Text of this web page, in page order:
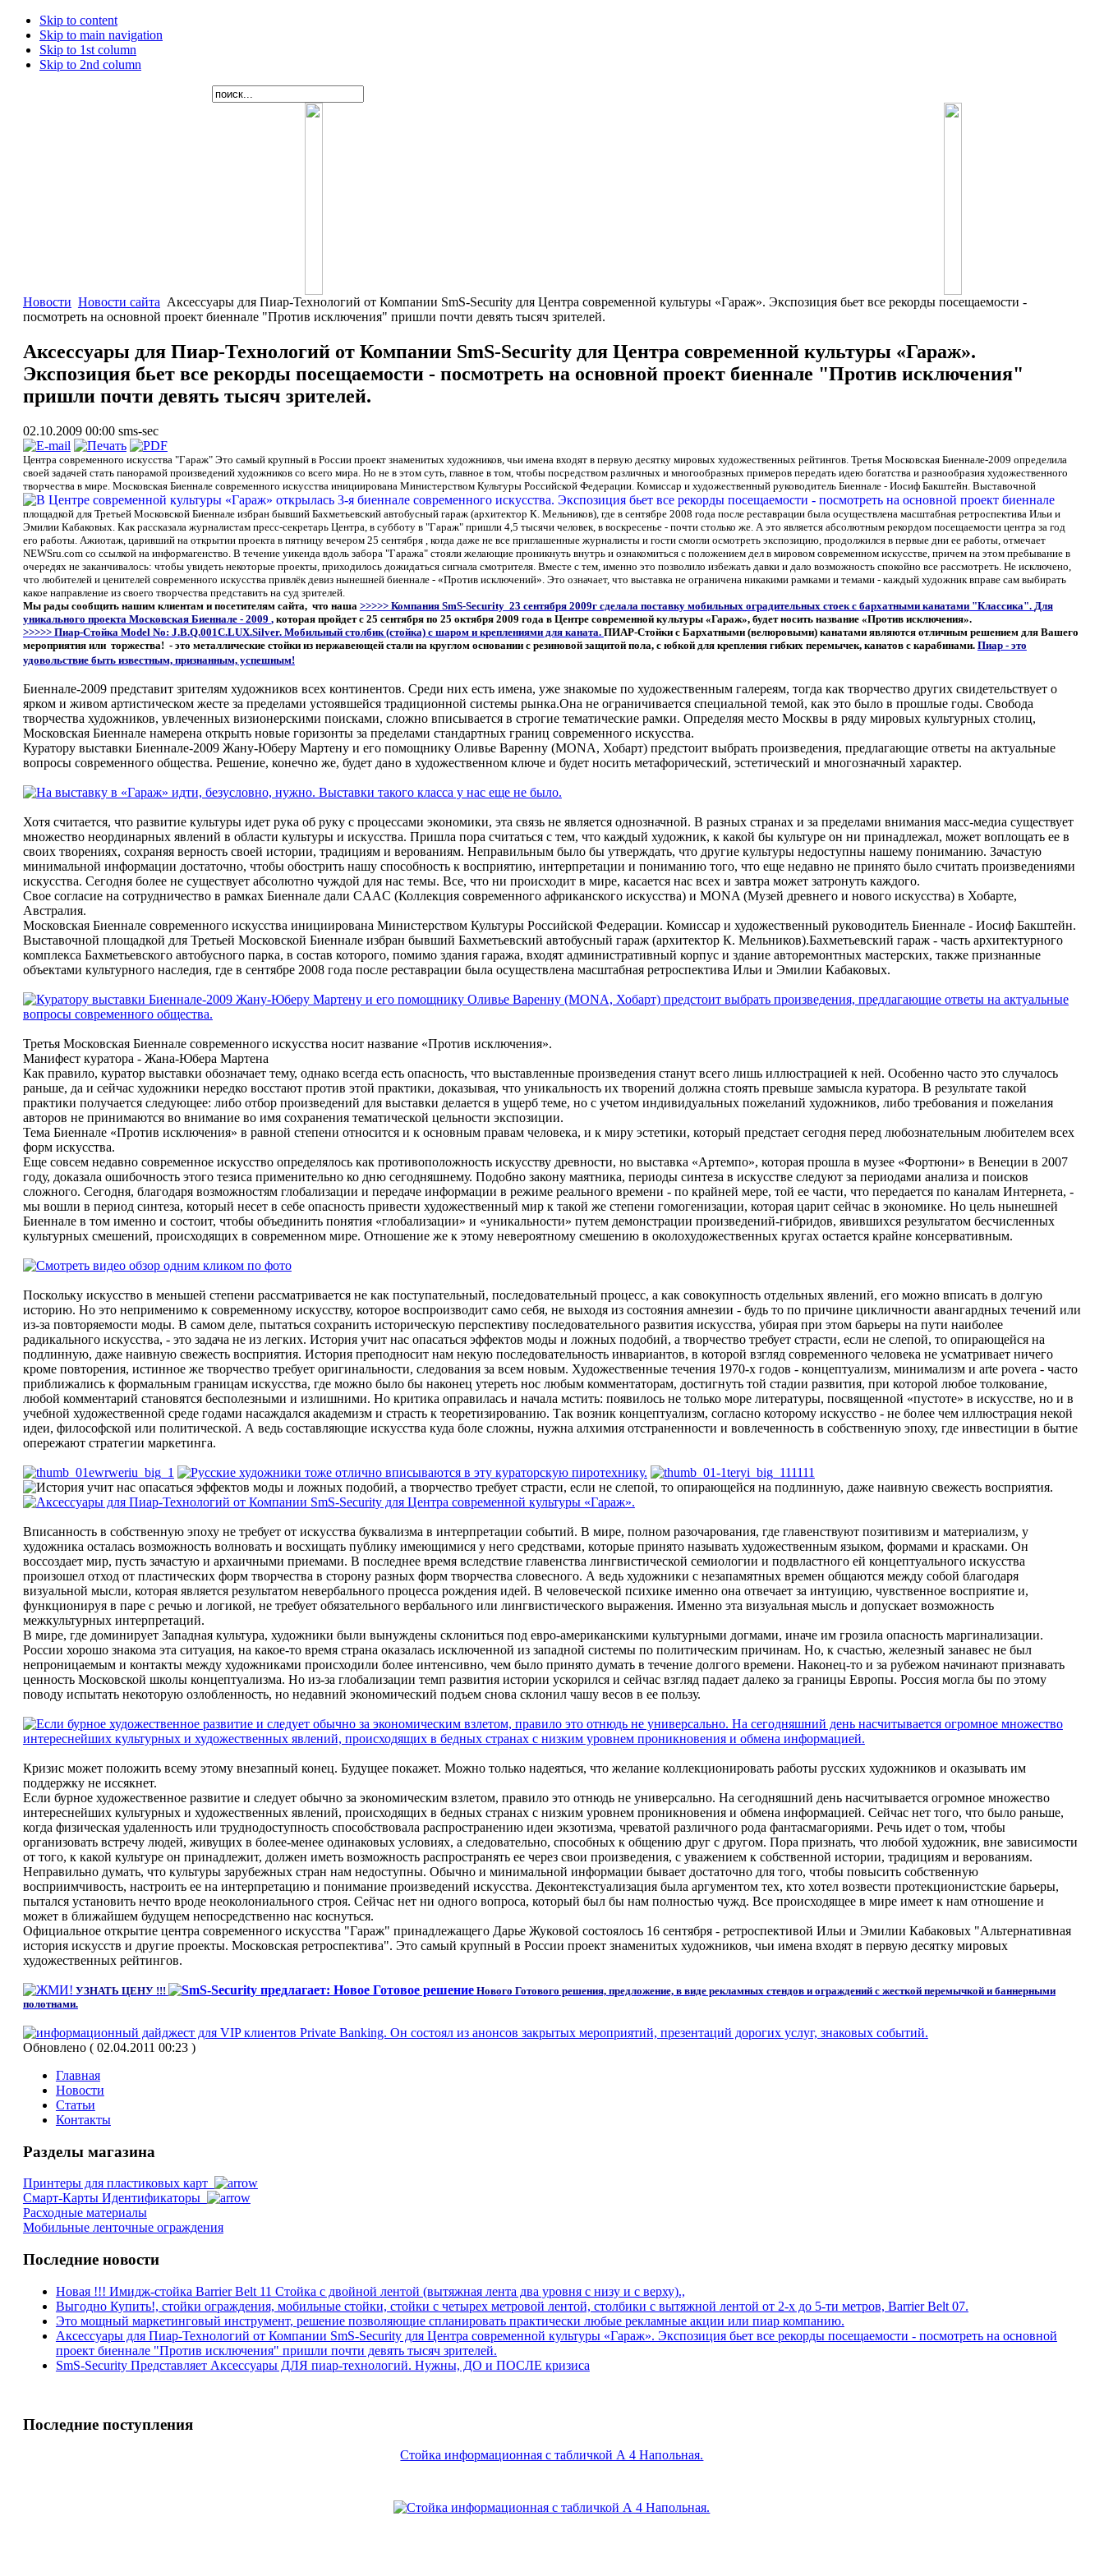
Skip to content
Skip to main navigation
Skip to 1st column
Skip to 2nd column
Новости Новости сайта Аксессуары для Пиар-Технологий от Компании SmS-Security для Центра современной культуры «Гараж». Экспозиция бьет все рекорды посещаемости -
посмотреть на основной проект биеннале "Против исключения" пришли почти девять тысяч зрителей.
Аксессуары для Пиар-Технологий от Компании SmS-Security для Центра современной культуры «Гараж».
Экспозиция бьет все рекорды посещаемости - посмотреть на основной проект биеннале "Против исключения"
пришли почти девять тысяч зрителей.
02.10.2009 00:00 sms-sec
Центра современного искусства "Гараж" Это самый крупный в России проект знаменитых художников, чьи имена входят в первую десятку мировых художественных рейтингов. Третья Московская Биеннале-2009 определила
своей задачей стать панорамой произведений художников со всего мира. Но не в этом суть, главное в том, чтобы посредством различных и многообразных примеров передать идею богатства и разнообразия художественного
творчества в мире. Московская Биеннале современного искусства инициирована Министерством Культуры Российской Федерации. Комиссар и художественный руководитель Биеннале - Иосиф Бакштейн. Выставочной
площадкой для Третьей Московской Биеннале избран бывший Бахметьевский автобусный гараж (архитектор К. Мельников), где в сентябре 2008 года после реставрации была осуществлена масштабная ретроспектива Ильи и
Эмилии Кабаковых. Как рассказала журналистам пресс-секретарь Центра, в субботу в "Гараж" пришли 4,5 тысячи человек, в воскресенье - почти столько же. А это является абсолютным рекордом посещаемости центра за год
его работы. Ажиотаж, царивший на открытии проекта в пятницу вечером 25 сентября , когда даже не все приглашенные журналисты и гости смогли осмотреть экспозицию, продолжился в первые дни ее работы, отмечает
NEWSru.com со ссылкой на информагенство. В течение уикенда вдоль забора "Гаража" стояли желающие проникнуть внутрь и ознакомиться с положением дел в мировом современном искусстве, причем на этом пребывание в
очередях не заканчивалось: чтобы увидеть некоторые проекты, приходилось дожидаться сигнала смотрителя. Вместе с тем, именно это позволило избежать давки и дало возможность спокойно все рассмотреть. Не исключено,
что любителей и ценителей современного искусства привлёк девиз нынешней биеннале - «Против исключений». Это означает, что выставка не ограничена никакими рамками и темами - каждый художник вправе сам выбирать
какое направление из своего творчества представить на суд зрителей.
Мы рады сообщить нашим клиентам и посетителям сайта, что наша >>>>> Компания SmS-Security 23 сентября 2009г сделала поставку мобильных оградительных стоек с бархатными канатами "Классика". Для
уникального проекта Московская Биеннале - 2009 , которая пройдет с 25 сентября по 25 октября 2009 года в Центре современной культуры «Гараж», будет носить название «Против исключения».
>>>>> Пиар-Стойка Model No: J.B.Q.001С.LUX.Silver. Мобильный столбик (стойка) с шаром и креплениями для каната. ПИАР-Стойки с Бархатными (велюровыми) канатами являются отличным решением для Вашего
мероприятия или торжества! - это металлические стойки из нержавеющей стали на круглом основании с резиновой защитой пола, с юбкой для крепления гибких перемычек, канатов с карабинами. Пиар - это
удовольствие быть известным, признанным, успешным!
Биеннале-2009 представит зрителям художников всех континентов. Среди них есть имена, уже знакомые по художественным галереям, тогда как творчество других свидетельствует о
ярком и живом артистическом жесте за пределами устоявшейся традиционной системы рынка.Она не ограничивается специальной темой, как это было в прошлые годы. Свобода
творчества художников, увлеченных визионерскими поисками, сложно вписывается в строгие тематические рамки. Определяя место Москвы в ряду мировых культурных столиц,
Московская Биеннале намерена открыть новые горизонты за пределами стандартных границ современного искусства.
Куратору выставки Биеннале-2009 Жану-Юберу Мартену и его помощнику Оливье Варенну (MONA, Хобарт) предстоит выбрать произведения, предлагающие ответы на актуальные
вопросы современного общества. Решение, конечно же, будет дано в художественном ключе и будет носить метафорический, эстетический и многозначный характер.
Хотя считается, что развитие культуры идет рука об руку с процессами экономики, эта связь не является однозначной. В разных странах и за пределами внимания масс-медиа существует
множество неординарных явлений в области культуры и искусства. Пришла пора считаться с тем, что каждый художник, к какой бы культуре он ни принадлежал, может воплощать ее в
своих творениях, сохраняя верность своей истории, традициям и верованиям. Неправильным было бы утверждать, что другие культуры недоступны нашему пониманию. Зачастую
минимальной информации достаточно, чтобы обострить нашу способность к восприятию, интерпретации и пониманию того, что еще недавно не принято было считать произведениями
искусства. Сегодня более не существует абсолютно чуждой для нас темы. Все, что ни происходит в мире, касается нас всех и завтра может затронуть каждого.
Свое согласие на сотрудничество в рамках Биеннале дали CAAC (Коллекция современного африканского искусства) и MONA (Музей древнего и нового искусства) в Хобарте,
Австралия.
Московская Биеннале современного искусства инициирована Министерством Культуры Российской Федерации. Комиссар и художественный руководитель Биеннале - Иосиф Бакштейн.
Выставочной площадкой для Третьей Московской Биеннале избран бывший Бахметьевский автобусный гараж (архитектор К. Мельников).Бахметьевский гараж - часть архитектурного
комплекса Бахметьевского автобусного парка, в состав которого, помимо здания гаража, входят административный корпус и здание авторемонтных мастерских, также признанные
объектами культурного наследия, где в сентябре 2008 года после реставрации была осуществлена масштабная ретроспектива Ильи и Эмилии Кабаковых.
Третья Московская Биеннале современного искусства носит название «Против исключения».
Манифест куратора - Жана-Юбера Мартена
Как правило, куратор выставки обозначает тему, однако всегда есть опасность, что выставленные произведения станут всего лишь иллюстрацией к ней. Особенно часто это случалось
раньше, да и сейчас художники нередко восстают против этой практики, доказывая, что уникальность их творений должна стоять превыше замысла куратора. В результате такой
практики получается следующее: либо отбор произведений для выставки делается в ущерб теме, но с учетом индивидуальных пожеланий художников, либо требования и пожелания
авторов не принимаются во внимание во имя сохранения тематической цельности экспозиции.
Тема Биеннале «Против исключения» в равной степени относится и к основным правам человека, и к миру эстетики, который предстает сегодня перед любознательным любителем всех
форм искусства.
Еще совсем недавно современное искусство определялось как противоположность искусству древности, но выставка «Артемпо», которая прошла в музее «Фортюни» в Венеции в 2007
году, доказала ошибочность этого тезиса применительно ко дню сегодняшнему. Подобно закону маятника, периоды синтеза в искусстве следуют за периодами анализа и поисков
сложного. Сегодня, благодаря возможностям глобализации и передаче информации в режиме реального времени - по крайней мере, той ее части, что передается по каналам Интернета, -
мы вошли в период синтеза, который несет в себе опасность привести художественный мир к такой же степени гомогенизации, которая царит сейчас в экономике. Но цель нынешней
Биеннале в том именно и состоит, чтобы объединить понятия «глобализации» и «уникальности» путем демонстрации произведений-гибридов, явившихся результатом бесчисленных
культурных смешений, происходящих в современном мире. Отношение же к этому невероятному смешению в околохудожественных кругах остается крайне консервативным.
Поскольку искусство в меньшей степени рассматривается не как поступательный, последовательный процесс, а как совокупность отдельных явлений, его можно вписать в долгую
историю. Но это неприменимо к современному искусству, которое воспроизводит само себя, не выходя из состояния амнезии - будь то по причине цикличности авангардных течений или
из-за повторяемости моды. В самом деле, пытаться сохранить историческую перспективу последовательного развития искусства, убирая при этом барьеры на пути наиболее
радикального искусства, - это задача не из легких. История учит нас опасаться эффектов моды и ложных подобий, а творчество требует страсти, если не слепой, то опирающейся на
подлинную, даже наивную свежесть восприятия. История преподносит нам некую последовательность инвариантов, в которой взгляд современного человека не усматривает ничего
кроме повторения, истинное же творчество требует оригинальности, следования за всем новым. Художественные течения 1970-х годов - концептуализм, минимализм и arte povera - часто
приближались к формальным границам искусства, где можно было бы наконец утереть нос любым комментаторам, достигнуть той стадии развития, при которой любое толкование,
любой комментарий становятся бесполезными и излишними. Но критика оправилась и начала мстить: появилось не только море литературы, посвященной «пустоте» в искусстве, но и в
учебной художественной среде годами насаждался академизм и страсть к теоретизированию. Так возник концептуализм, согласно которому искусство - не более чем иллюстрация некой
идеи, философской или политической. А ведь составляющие искусства куда боле сложны, нужна алхимия отстраненности и вовлеченность в собственную эпоху, где инвестиции в бытие
опережают стратегии маркетинга.
Вписанность в собственную эпоху не требует от искусства буквализма в интерпретации событий. В мире, полном разочарования, где главенствуют позитивизм и материализм, у
художника осталась возможность волновать и восхищать публику имеющимися у него средствами, которые принято называть художественным языком, формами и красками. Он
воссоздает мир, пусть зачастую и архаичными приемами. В последнее время вследствие главенства лингвистической семиологии и подвластного ей концептуального искусства
произошел отход от пластических форм творчества в сторону разных форм творчества словесного. А ведь художники с незапамятных времен общаются между собой благодаря
визуальной мысли, которая является результатом невербального процесса рождения идей. В человеческой психике именно она отвечает за интуицию, чувственное восприятие и,
функционируя в паре с речью и логикой, не требует обязательного вербального или лингвистического выражения. Именно эта визуальная мысль и допускает возможность
межкультурных интерпретаций.
В мире, где доминирует Западная культура, художники были вынуждены склониться под евро-американскими культурными догмами, иначе им грозила опасность маргинализации.
России хорошо знакома эта ситуация, на какое-то время страна оказалась исключенной из западной системы по политическим причинам. Но, к счастью, железный занавес не был
непроницаемым и контакты между художниками происходили более интенсивно, чем было принято думать в течение долгого времени. Наконец-то и за рубежом начинают признавать
ценность Московской школы концептуализма. Но из-за глобализации темп развития истории ускорился и сейчас взгляд падает далеко за границы Европы. Россия могла бы по этому
поводу испытать некоторую озлобленность, но недавний экономический подъем снова склонил чашу весов в ее пользу.
Кризис может положить всему этому внезапный конец. Будущее покажет. Можно только надеяться, что желание коллекционировать работы русских художников и оказывать им
поддержку не иссякнет.
Если бурное художественное развитие и следует обычно за экономическим взлетом, правило это отнюдь не универсально. На сегодняшний день насчитывается огромное множество
интереснейших культурных и художественных явлений, происходящих в бедных странах с низким уровнем проникновения и обмена информацией. Сейчас нет того, что было раньше,
когда физическая удаленность или труднодоступность способствовала распространению идеи экзотизма, чреватой различного рода фантасмагориями. Речь идет о том, чтобы
организовать встречу людей, живущих в более-менее одинаковых условиях, а следовательно, способных к общению друг с другом. Пора признать, что любой художник, вне зависимости
от того, к какой культуре он принадлежит, должен иметь возможность распространять ее через свои произведения, с уважением к собственной истории, традициям и верованиям.
Неправильно думать, что культуры зарубежных стран нам недоступны. Обычно и минимальной информации бывает достаточно для того, чтобы повысить собственную
восприимчивость, настроить ее на интерпретацию и понимание произведений искусства. Деконтекстуализация была аргументом тех, кто хотел возвести протекционистские барьеры,
пытался установить нечто вроде неоколониального строя. Сейчас нет ни одного вопроса, который был бы нам полностью чужд. Все происходящее в мире имеет к нам отношение и
может в ближайшем будущем непосредственно нас коснуться.
Официальное открытие центра современного искусства "Гараж" принадлежащего Дарье Жуковой состоялось 16 сентября - ретроспективой Ильи и Эмилии Кабаковых "Альтернативная
история искусств и другие проекты. Московская ретроспектива". Это самый крупный в России проект знаменитых художников, чьи имена входят в первую десятку мировых
художественных рейтингов.
УЗНАТЬ ЦЕНУ !!!
Нового Готового решения, предложение, в виде рекламных стендов и ограждений с жесткой перемычкой и баннерными
полотнами.
Обновлено ( 02.04.2011 00:23 )
Главная
Новости
Статьи
Контакты
Разделы магазина
Принтеры для пластиковых карт
Смарт-Карты Идентификаторы
Расходные материалы
Мобильные ленточные ограждения
Последние новости
Новая !!! Имидж-стойка Barrier Belt 11 Стойка с двойной лентой (вытяжная лента два уровня с низу и с верху).,
Выгодно Купить!, стойки ограждения, мобильные стойки, стойки с четырех метровой лентой, столбики с вытяжной лентой от 2-х до 5-ти метров, Barrier Belt 07.
Это мощный маркетинговый инструмент, решение позволяющие спланировать практически любые рекламные акции или пиар компанию.
Аксессуары для Пиар-Технологий от Компании SmS-Security для Центра современной культуры «Гараж». Экспозиция бьет все рекорды посещаемости - посмотреть на основной
проект биеннале "Против исключения" пришли почти девять тысяч зрителей.
SmS-Security Представляет Аксессуары ДЛЯ пиар-технологий. Нужны, ДО и ПОСЛЕ кризиса
Последние поступления
Стойка информационная с табличкой А 4 Напольная.